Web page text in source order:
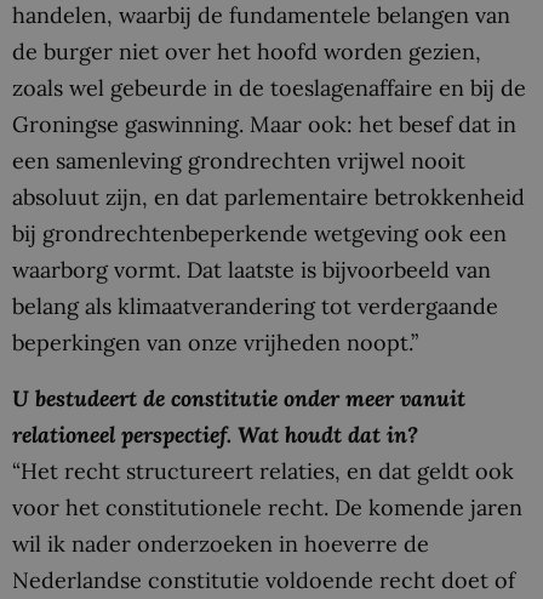
handelen, waarbij de fundamentele belangen van
de burger niet over het hoofd worden gezien,
zoals wel gebeurde in de toeslagenaffaire en bij de
Groningse gaswinning. Maar ook: het besef dat in
een samenleving grondrechten vrijwel nooit
absoluut zijn, en dat parlementaire betrokkenheid
bij grondrechtenbeperkende wetgeving ook een
waarborg vormt. Dat laatste is bijvoorbeeld van
belang als klimaatverandering tot verdergaande
beperkingen van onze vrijheden noopt.”
U bestudeert de constitutie onder meer vanuit
relationeel perspectief. Wat houdt dat in?
“Het recht structureert relaties, en dat geldt ook
voor het constitutionele recht. De komende jaren
wil ik nader onderzoeken in hoeverre de
Nederlandse constitutie voldoende recht doet of